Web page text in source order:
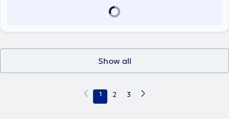
Show all
1 2 3